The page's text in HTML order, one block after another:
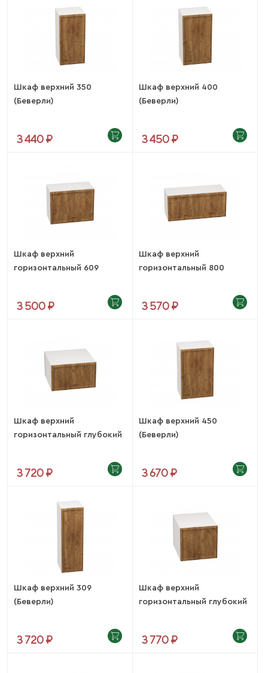
Шкаф верхний 350
(Беверли)
3 440 ₽
Шкаф верхний 400
(Беверли)
3 450 ₽
Шкаф верхний
горизонтальный 609
3 500 ₽
Шкаф верхний
горизонтальный 800
3 570 ₽
Шкаф верхний
горизонтальный глубокий
3 720 ₽
Шкаф верхний 450
(Беверли)
3 670 ₽
Шкаф верхний 309
(Беверли)
3 720 ₽
Шкаф верхний
горизонтальный глубокий
3 770 ₽